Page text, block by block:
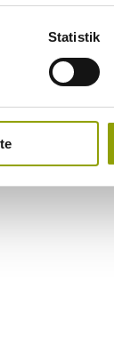
Statistik